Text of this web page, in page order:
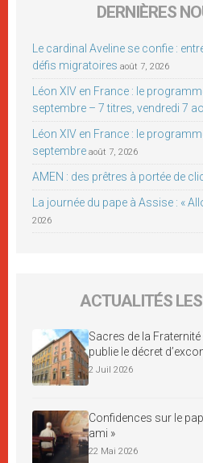
DERNIÈRES
Le cardinal Aveline se confie :
défis migratoires août 7, 2026
Léon XIV en France : le
septembre – 7 titres, vendredi 7
Léon XIV en France : le
septembre août 7, 2026
AMEN : des prêtres à portée de
La journée du pape à Assise : «
2026
ACTUALITÉS
Sacres de la
publie le décret
2 Juil 2026
Confidences sur le
ami »
22 Mai 2026